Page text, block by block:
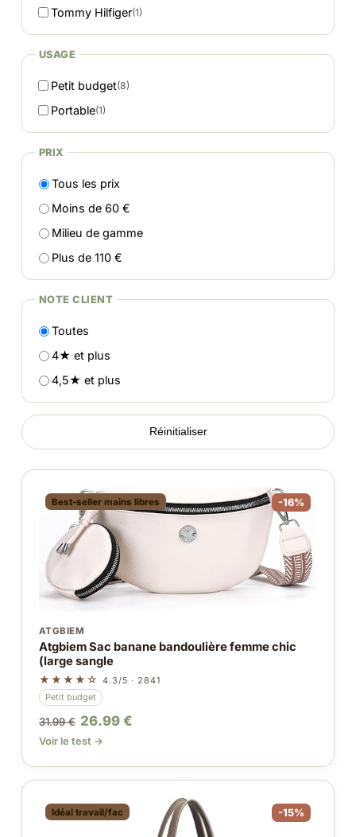
Tommy Hilfiger(1)
USAGE
Petit budget(8)
Portable(1)
PRIX
Tous les prix
Moins de 60 €
Milieu de gamme
Plus de 110 €
NOTE CLIENT
Toutes
4★ et plus
4,5★ et plus
Réinitialiser
Best-seller mains libres -16%
ATGBIEM
Atgbiem Sac banane bandoulière femme chic
(large sangle
★★★★☆ 4.3/5 · 2841
Petit budget
31.99 € 26.99 €
Voir le test →
Idéal travail/fac -15%